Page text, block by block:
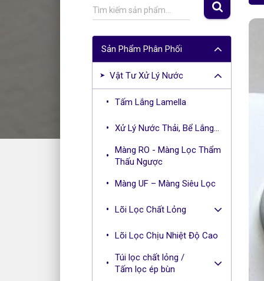
S
e
Tìm kiếm sản phẩm…
Sản Phẩm Phân Phối
Vật Tư Xử Lý Nước
Tấm Lắng Lamella
Xử Lý Nước Thải, Bể Lắng...
Màng RO - Màng Lọc Thẩm
Thấu Ngược
Màng UF – Màng Siêu Lọc
Lõi Lọc Chất Lỏng
Lõi Lọc Chịu Nhiệt Độ Cao
Túi lọc chất lỏng /
Tấm lọc ép bùn